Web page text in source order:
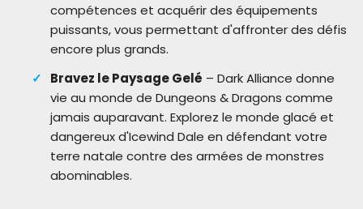
compétences et acquérir des équipements
puissants, vous permettant d'affronter des défis
encore plus grands.
Bravez le Paysage Gelé – Dark Alliance donne
vie au monde de Dungeons & Dragons comme
jamais auparavant. Explorez le monde glacé et
dangereux d'Icewind Dale en défendant votre
terre natale contre des armées de monstres
abominables.